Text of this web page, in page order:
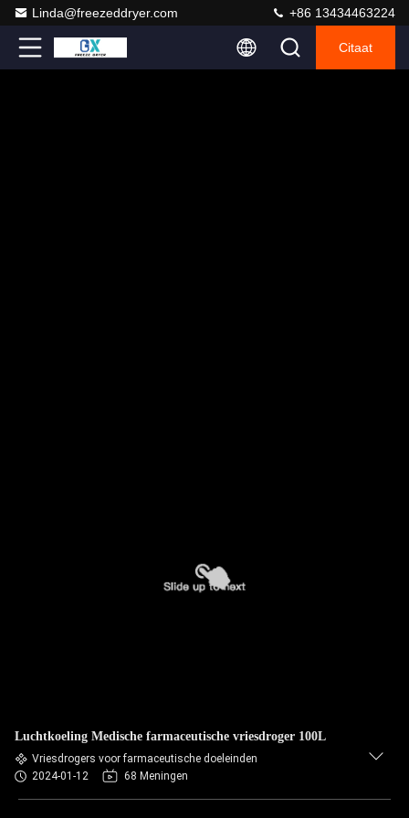
Linda@freezeddryer.com +86 13434463224
Citaat
Luchtkoeling Medische farmaceutische vriesdroger 100L
Vriesdrogers voor farmaceutische doeleinden
2024-01-12
68 Meningen